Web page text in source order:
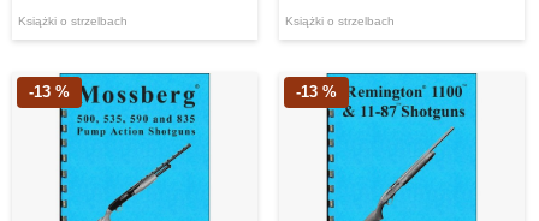
Książki o strzelbach Książki o strzelbach
-13 % -13 %